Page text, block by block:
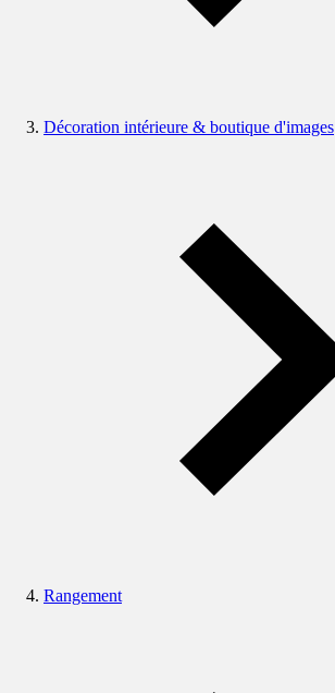
Décoration intérieure & boutique d'images
Rangement